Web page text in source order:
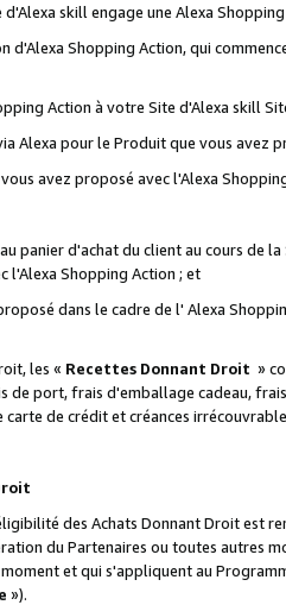
skill engage une Alexa
d'Alexa Shopping Action, qui
Action à votre Site d'Alexa skill
Alexa pour le Produit que vous avez
avez proposé avec l'Alexa
panier d'achat du client au cours de
l'Alexa Shopping Action ; et
dans le cadre de l' Alexa
les « Recettes Donnant Droit »
de port, frais d'emballage cadeau,
de crédit et créances
des Achats Donnant Droit est
du Partenaires ou toutes autres
et qui s'appliquent au
»).